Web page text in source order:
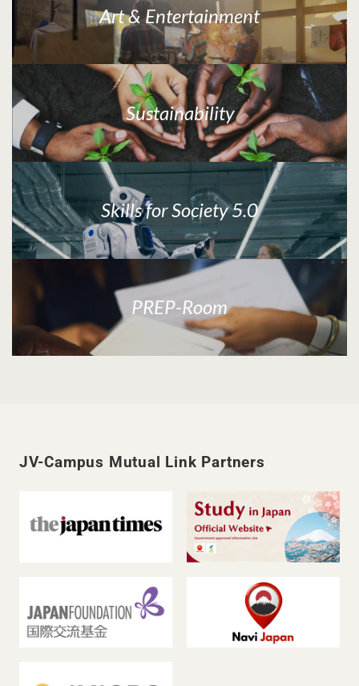
Art & Entertainment
Sustainability
Skills for Society 5.0
PREP-Room
JV-Campus Mutual Link Partners